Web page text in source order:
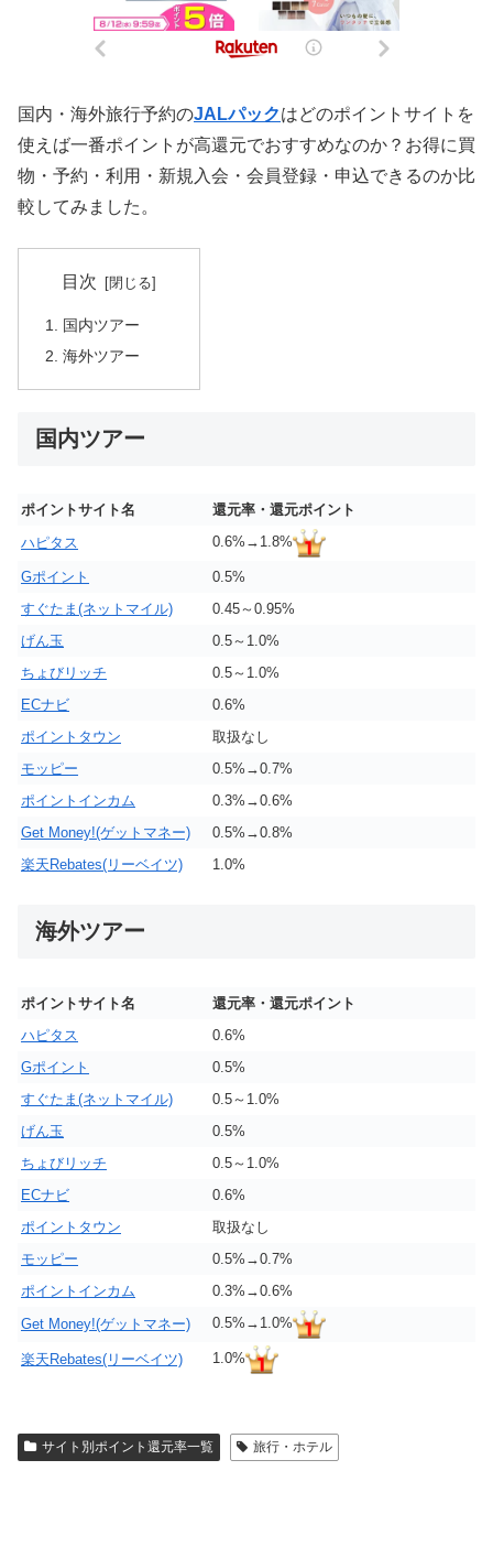
国内・海外旅行予約のJALパックはどのポイントサイトを
使えば一番ポイントが高還元でおすすめなのか？お得に買
物・予約・利用・新規入会・会員登録・申込できるのか比
較してみました。
目次
国内ツアー
海外ツアー
国内ツアー
ポイントサイト名
還元率・還元ポイント
ハピタス
0.6%→1.8%
Gポイント
0.5%
すぐたま(ネットマイル)
0.45～0.95%
げん玉
0.5～1.0%
ちょびリッチ
0.5～1.0%
ECナビ
0.6%
ポイントタウン
取扱なし
モッピー
0.5%→0.7%
ポイントインカム
0.3%→0.6%
Get Money!(ゲットマネー)
0.5%→0.8%
楽天Rebates(リーベイツ)
1.0%
海外ツアー
ポイントサイト名
還元率・還元ポイント
ハピタス
0.6%
Gポイント
0.5%
すぐたま(ネットマイル)
0.5～1.0%
げん玉
0.5%
ちょびリッチ
0.5～1.0%
ECナビ
0.6%
ポイントタウン
取扱なし
モッピー
0.5%→0.7%
ポイントインカム
0.3%→0.6%
Get Money!(ゲットマネー)
0.5%→1.0%
楽天Rebates(リーベイツ) 1.0%
サイト別ポイント還元率一覧 旅行・ホテル